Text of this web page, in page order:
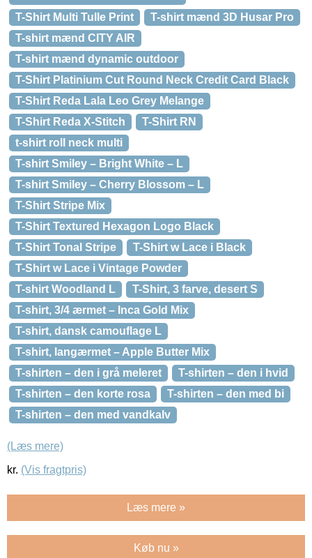
T-Shirt Multi Tulle Print
T-shirt mænd 3D Husar Pro
T-shirt mænd CITY AIR
T-shirt mænd dynamic outdoor
T-Shirt Platinium Cut Round Neck Credit Card Black
T-Shirt Reda Lala Leo Grey Melange
T-Shirt Reda X-Stitch
T-Shirt RN
t-shirt roll neck multi
T-shirt Smiley – Bright White – L
T-shirt Smiley – Cherry Blossom – L
T-Shirt Stripe Mix
T-Shirt Textured Hexagon Logo Black
T-Shirt Tonal Stripe
T-Shirt w Lace i Black
T-Shirt w Lace i Vintage Powder
T-shirt Woodland L
T-Shirt, 3 farve, desert S
T-shirt, 3/4 ærmet – Inca Gold Mix
T-shirt, dansk camouflage L
T-shirt, langærmet – Apple Butter Mix
T-shirten – den i grå meleret
T-shirten – den i hvid
T-shirten – den korte rosa
T-shirten – den med bi
T-shirten – den med vandkalv
(Læs mere)
kr. (Vis fragtpris)
Læs mere »
Køb nu »